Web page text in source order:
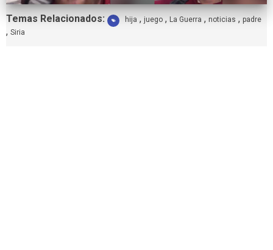
Temas Relacionados: Etiquetas:
hija , juego , La Guerra , noticias , padre
, Siria